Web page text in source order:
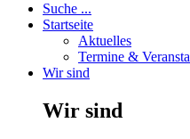
Suche ...
Startseite
Aktuelles
Termine &
Wir sind
Wir sind